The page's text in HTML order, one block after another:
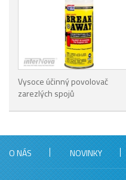
Vysoce účinný povolovač
zarezlých spojů
O NÁS NOVINKY